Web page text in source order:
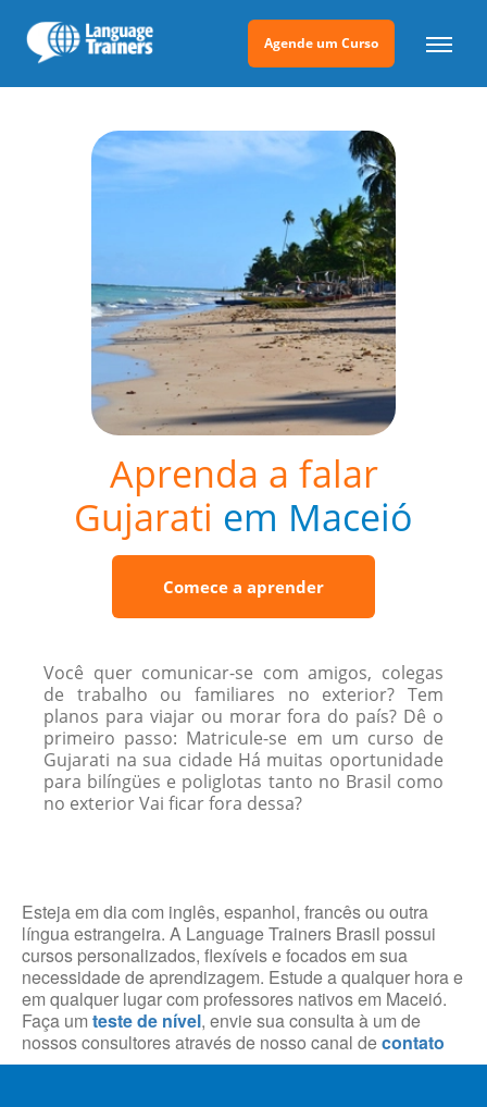
Agende um Curso
Aprenda a falar
Gujarati em Maceió
Comece a aprender
Você quer comunicar-se com amigos, colegas
de trabalho ou familiares no exterior? Tem
planos para viajar ou morar fora do país? Dê o
primeiro passo: Matricule-se em um curso de
Gujarati na sua cidade Há muitas oportunidade
para bilíngües e poliglotas tanto no Brasil como
no exterior Vai ficar fora dessa?
Esteja em dia com inglês, espanhol, francês ou outra
língua estrangeira. A Language Trainers Brasil possui
cursos personalizados, flexíveis e focados em sua
necessidade de aprendizagem. Estude a qualquer hora e
em qualquer lugar com professores nativos em Maceió.
Faça um teste de nível, envie sua consulta à um de
nossos consultores através de nosso canal decontato